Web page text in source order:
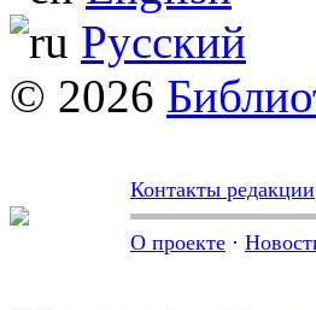
Русский
© 2026
Контакты редакции
О проекте ·